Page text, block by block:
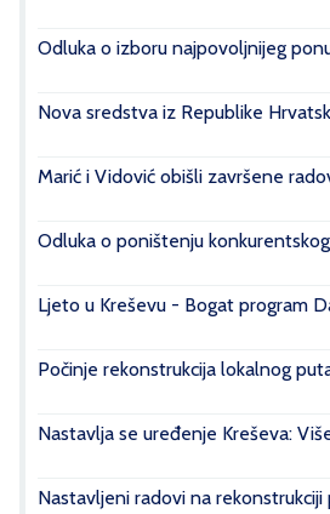
Odluka o izboru najpovoljnijeg
Nova sredstva iz Republike
Marić i Vidović obišli završene
Odluka o poništenju
Ljeto u Kreševu - Bogat program
Počinje rekonstrukcija lokalnog
Nastavlja se uređenje Kreševa:
Nastavljeni radovi na